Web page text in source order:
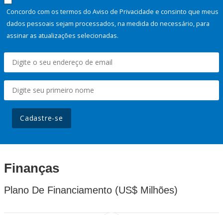
Concordo com os termos do Aviso de Privacidade e consinto que meus
dados pessoais sejam processados, na medida do necessário, para
assinar as atualizações selecionadas.
Cadastre-se
Finanças
Plano De Financiamento (US$ Milhões)